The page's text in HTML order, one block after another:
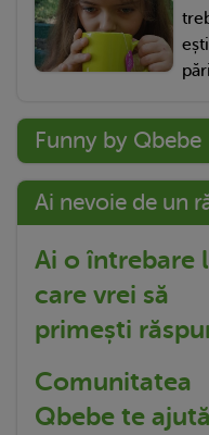
Funny by Qbebe
Ai nevoie de un
Ai o întrebare
care vrei să
primești
Comunitatea
Qbebe te